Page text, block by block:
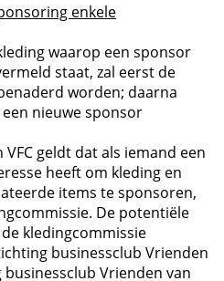
enkele
waarop een sponsor
staat, zal eerst de
worden; daarna
nieuwe sponsor
VFC geldt dat als iemand een
heeft om kleding en
items te sponsoren,
De potentiële
kledingcommissie
businessclub Vrienden
businessclub Vrienden van